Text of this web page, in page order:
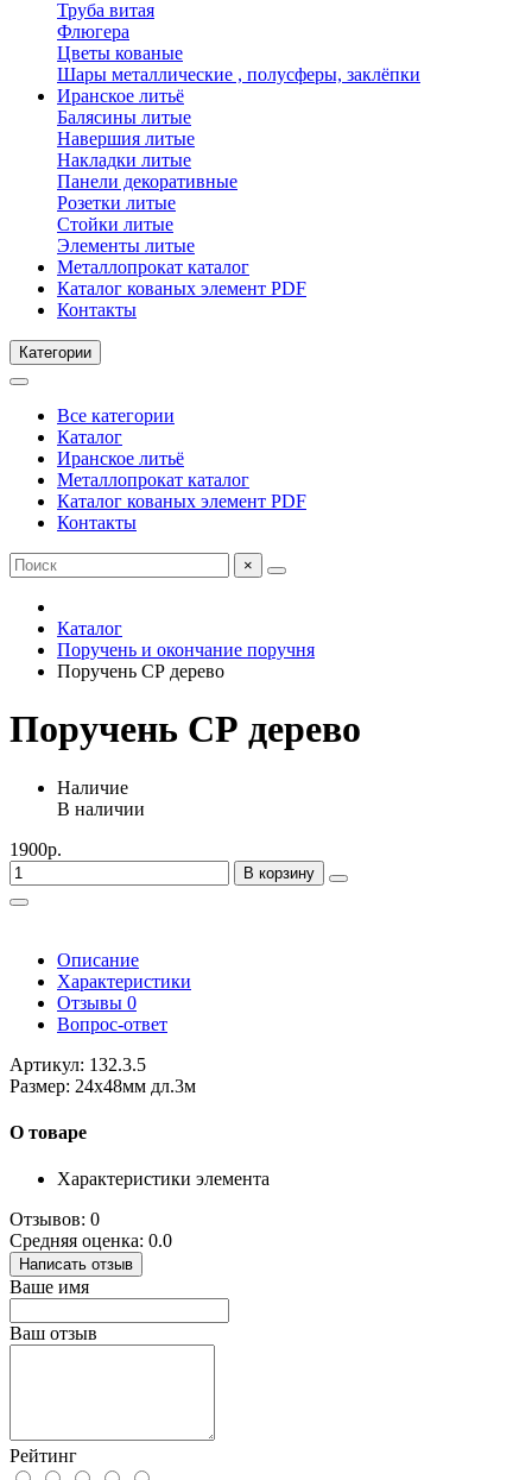
Труба витая
Флюгера
Цветы кованые
Шары металлические , полусферы, заклёпки
Иранское литьё
Балясины литые
Навершия литые
Накладки литые
Панели декоративные
Розетки литые
Стойки литые
Элементы литые
Металлопрокат каталог
Каталог кованых элемент PDF
Контакты
Категории
Все категории
Каталог
Иранское литьё
Металлопрокат каталог
Каталог кованых элемент PDF
Контакты
×
Каталог
Поручень и окончание поручня
Поручень СР дерево
Поручень СР дерево
Наличие
В наличии
1900р.
В корзину
Описание
Характеристики
Отзывы 0
Вопрос-ответ
Артикул: 132.3.5
Размер: 24х48мм дл.3м
О товаре
Характеристики элемента
Отзывов: 0
Средняя оценка: 0.0
Написать отзыв
Ваше имя
Ваш отзыв
Рейтинг